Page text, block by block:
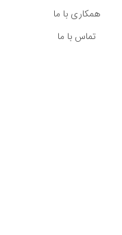
همکاری با ما
تماس با ما